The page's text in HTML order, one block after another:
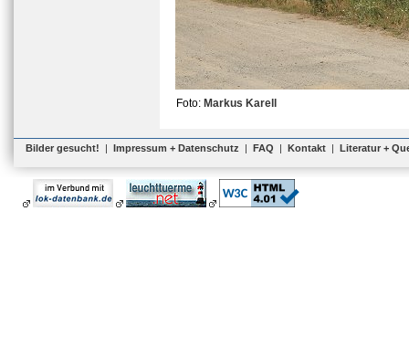
Foto: Markus Karell
Bilder gesucht! | Impressum + Datenschutz | FAQ | Kontakt | Literatur +